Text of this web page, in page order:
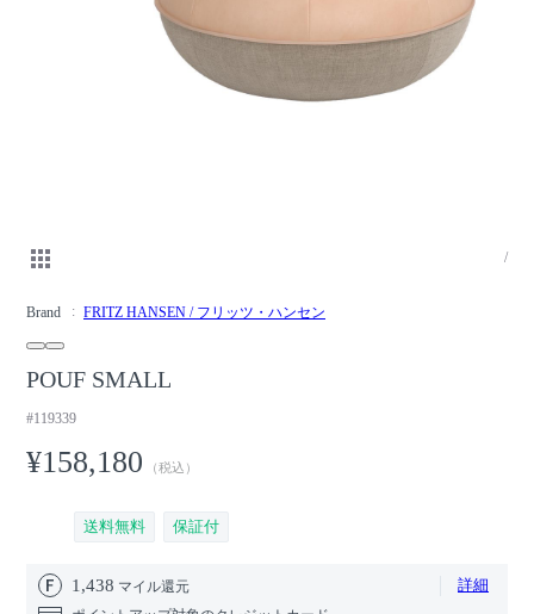
/
Brand FRITZ HANSEN / フリッツ・ハンセン
POUF SMALL
#119339
¥158,180 （税込）
送料無料 保証付
1,438 マイル還元 詳細